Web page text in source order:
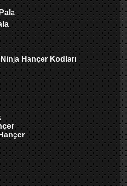
Hançer Kodları